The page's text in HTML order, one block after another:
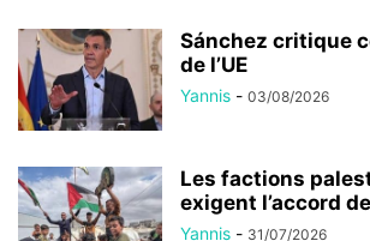
Sánchez critique
de l’UE
Yannis - 03/08/2026
Les factions
exigent l’accord
Yannis - 31/07/2026